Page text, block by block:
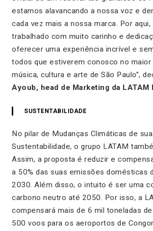
estamos alavancando a nossa voz e
cada vez mais a nossa marca. Por
trabalhado com muito carinho e
oferecer uma experiência incrível e
todos que estiverem conosco no
música, cultura e arte de São Paulo”,
Ayoub, head de Marketing da LATAM
SUSTENTABILIDADE
No pilar de Mudanças Climáticas de
Sustentabilidade, o grupo LATAM
Assim, a proposta é reduzir e
a 50% das suas emissões domésticas
2030. Além disso, o intuito é ser uma
carbono neutro até 2050. Por isso, a
compensará mais de 6 mil toneladas
500 voos para os aeroportos de